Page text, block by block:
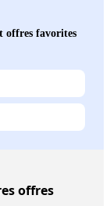
offres favorites
offres